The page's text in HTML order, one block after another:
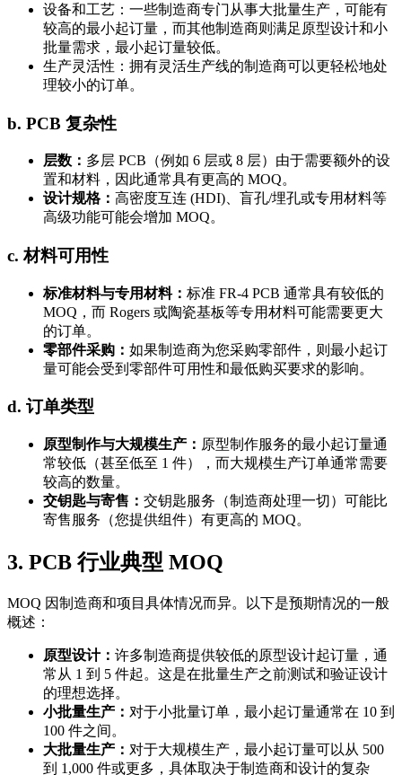
设备和工艺：一些制造商专门从事大批量生产，可能有
较高的最小起订量，而其他制造商则满足原型设计和小
批量需求，最小起订量较低。
生产灵活性：拥有灵活生产线的制造商可以更轻松地处
理较小的订单。
b. PCB 复杂性
层数： 多层 PCB（例如 6 层或 8 层）由于需要额外的设
置和材料，因此通常具有更高的 MOQ。
设计规格： 高密度互连 (HDI)、盲孔/埋孔或专用材料等
高级功能可能会增加 MOQ。
c. 材料可用性
标准材料与专用材料： 标准 FR-4 PCB 通常具有较低的
MOQ，而 Rogers 或陶瓷基板等专用材料可能需要更大
的订单。
零部件采购： 如果制造商为您采购零部件，则最小起订
量可能会受到零部件可用性和最低购买要求的影响。
d. 订单类型
原型制作与大规模生产： 原型制作服务的最小起订量通
常较低（甚至低至 1 件），而大规模生产订单通常需要
较高的数量。
交钥匙与寄售： 交钥匙服务（制造商处理一切）可能比
寄售服务（您提供组件）有更高的 MOQ。
3. PCB 行业典型 MOQ
MOQ 因制造商和项目具体情况而异。以下是预期情况的一般
概述：
原型设计： 许多制造商提供较低的原型设计起订量，通
常从 1 到 5 件起。这是在批量生产之前测试和验证设计
的理想选择。
小批量生产： 对于小批量订单，最小起订量通常在 10 到
100 件之间。
大批量生产： 对于大规模生产，最小起订量可以从 500
到 1,000 件或更多，具体取决于制造商和设计的复杂